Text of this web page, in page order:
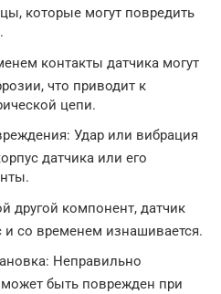
которые могут повредить
контакты датчика могут
что приводит к
цепи.
Удар или вибрация
датчика или его
другой компонент, датчик
и со временем изнашивается.
Неправильно
может быть поврежден при